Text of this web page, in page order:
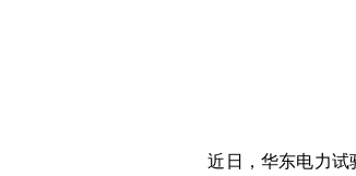
近日，华东电力试